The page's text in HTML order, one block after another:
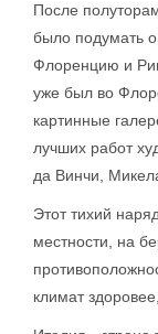
После
было подумать
Флоренцию и
уже был во
картинные
лучших работ
да Винчи,
Этот тихий
местности, на
климат